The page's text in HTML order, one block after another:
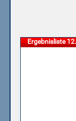
Ergebnisliste